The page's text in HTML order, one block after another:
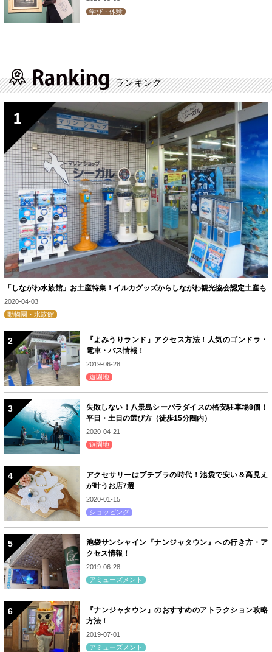
学び・体験
ランキング
「しながわ水族館」お土産特集！イルカグッズからしながわ観光協会認定土産も
2020-04-03
動物園・水族館
『よみうりランド』アクセス方法！人気のゴンドラ・
電車・バス情報！
2019-06-28
遊園地
失敗しない！八景島シーパラダイスの格安駐車場8個！
平日・土日の選び方（徒歩15分圏内）
2020-04-21
遊園地
アクセサリーはプチプラの時代！池袋で安い＆高見え
が叶うお店7選
2020-01-15
ショッピング
池袋サンシャイン『ナンジャタウン』への行き方・ア
クセス情報！
2019-06-28
アミューズメント
『ナンジャタウン』のおすすめのアトラクション攻略
方法！
2019-07-01
アミューズメント